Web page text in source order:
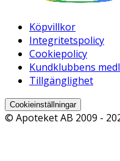
Köpvillkor
Integritetspolicy
Cookiepolicy
Kundklubbens
Tillgänglighet
Cookieinställningar
© Apoteket AB 2009 -